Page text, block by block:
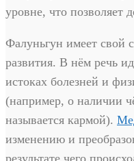
уровне, что позволяет
Фалуньгун имеет свой
развития. В нём речь
истоках болезней и
(например, о наличии
называется кармой).
изменению и